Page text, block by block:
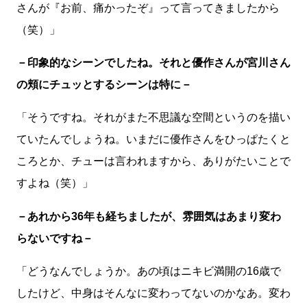
さんが『お前、痛かったぞ』って言ってきましたから
（笑）」
－印象的なシーンでしたね。それと優作さんが宮川さん
の頬にチュッとするシーンは特に－
「そうですね。それがまた不思議な空間というのを描い
ていたんでしょうね。いまだに優作さんをひっぱたくと
ころとか、チューは言われますから、ありがたいことで
すよね（笑）」
－あれから36年も経ちましたが、雰囲気はあまり変わ
らないですね－
「どうなんでしょうか。あの頃はニキビ満開の16歳で
したけど、中身はそんなに変わってないのかなあ。変わ